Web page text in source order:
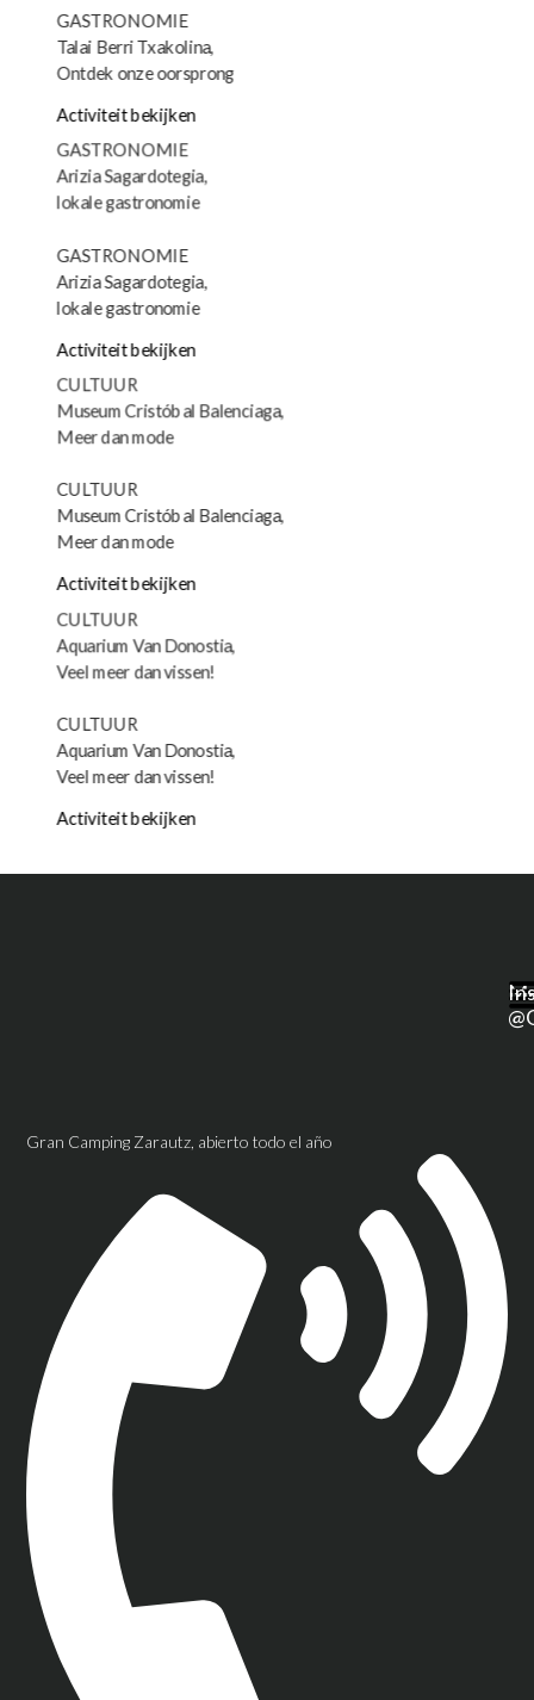
GASTRONOMIE
Talai Berri Txakolina,
Ontdek onze oorsprong
Activiteit bekijken
GASTRONOMIE
Arizia Sagardotegia,
lokale gastronomie
GASTRONOMIE
Arizia Sagardotegia,
lokale gastronomie
Activiteit bekijken
CULTUUR
Museum Cristóbal Balenciaga,
Meer dan mode
CULTUUR
Museum Cristóbal Balenciaga,
Meer dan mode
Activiteit bekijken
CULTUUR
Aquarium Van Donostia,
Veel meer dan vissen!
CULTUUR
Aquarium Van Donostia,
Veel meer dan vissen!
Activiteit bekijken
Gran Camping Zarautz, abierto todo el año